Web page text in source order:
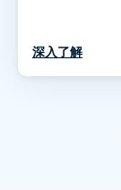
深入了解